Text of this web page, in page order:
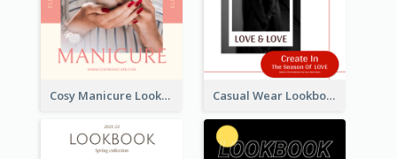
Cosy Manicure Lookbook Casual Wear Lookbook